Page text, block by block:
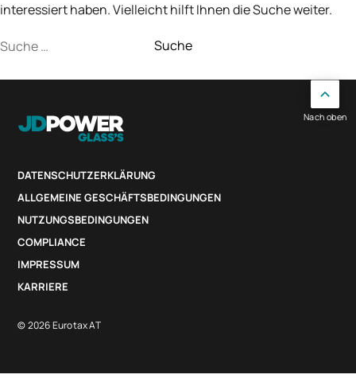
interessiert haben. Vielleicht hilft Ihnen die Suche weiter.
Suche
DATENSCHUTZERKLÄRUNG
ALLGEMEINE GESCHÄFTSBEDINGUNGEN
NUTZUNGSBEDINGUNGEN
COMPLIANCE
IMPRESSUM
KARRIERE
© 2026 Eurotax AT
Nach oben